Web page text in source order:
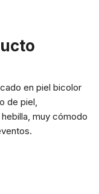
en piel bicolor
de piel,
muy cómodo